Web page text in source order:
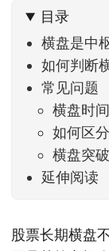
目录
横盘是中
如何判断
常见问题
横盘时
如何区
横盘突
延伸阅读
股票长期横盘